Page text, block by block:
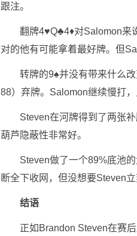
跟注。
翻牌4♥Q♣4♦对Salomon来
对的他有可能拿着最好牌。但
转牌的9♠并没有带来什么
88）弃牌。Salomon继续慢打，
Steven在河牌得到了两张
葫芦隐蔽性非常好。
Steven做了一个89%底池
断全下收网，但没想要Steven
结语
正如Brandon Steven在赛